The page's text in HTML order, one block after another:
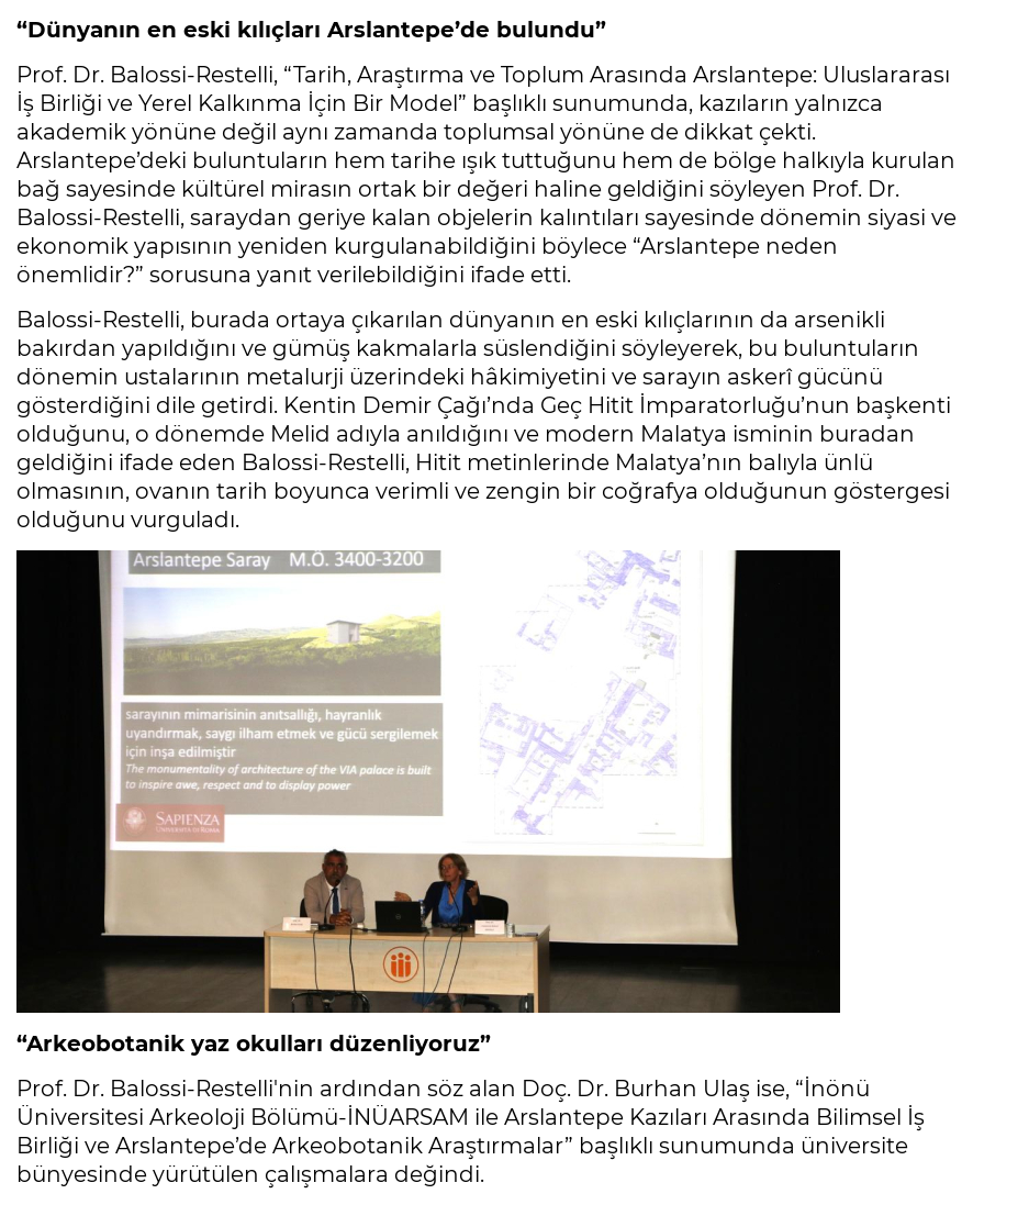
“Dünyanın en eski kılıçları Arslantepe’de bulundu”
Prof. Dr. Balossi-Restelli, “Tarih, Araştırma ve Toplum Arasında Arslantepe: Uluslararası
İş Birliği ve Yerel Kalkınma İçin Bir Model” başlıklı sunumunda, kazıların yalnızca
akademik yönüne değil aynı zamanda toplumsal yönüne de dikkat çekti.
Arslantepe’deki buluntuların hem tarihe ışık tuttuğunu hem de bölge halkıyla kurulan
bağ sayesinde kültürel mirasın ortak bir değeri haline geldiğini söyleyen Prof. Dr.
Balossi-Restelli, saraydan geriye kalan objelerin kalıntıları sayesinde dönemin siyasi ve
ekonomik yapısının yeniden kurgulanabildiğini böylece “Arslantepe neden
önemlidir?” sorusuna yanıt verilebildiğini ifade etti.
Balossi-Restelli, burada ortaya çıkarılan dünyanın en eski kılıçlarının da arsenikli
bakırdan yapıldığını ve gümüş kakmalarla süslendiğini söyleyerek, bu buluntuların
dönemin ustalarının metalurji üzerindeki hâkimiyetini ve sarayın askerî gücünü
gösterdiğini dile getirdi. Kentin Demir Çağı’nda Geç Hitit İmparatorluğu’nun başkenti
olduğunu, o dönemde Melid adıyla anıldığını ve modern Malatya isminin buradan
geldiğini ifade eden Balossi-Restelli, Hitit metinlerinde Malatya’nın balıyla ünlü
olmasının, ovanın tarih boyunca verimli ve zengin bir coğrafya olduğunun göstergesi
olduğunu vurguladı.
“Arkeobotanik yaz okulları düzenliyoruz”
Prof. Dr. Balossi-Restelli'nin ardından söz alan Doç. Dr. Burhan Ulaş ise, “İnönü
Üniversitesi Arkeoloji Bölümü-İNÜARSAM ile Arslantepe Kazıları Arasında Bilimsel İş
Birliği ve Arslantepe’de Arkeobotanik Araştırmalar” başlıklı sunumunda üniversite
bünyesinde yürütülen çalışmalara değindi.